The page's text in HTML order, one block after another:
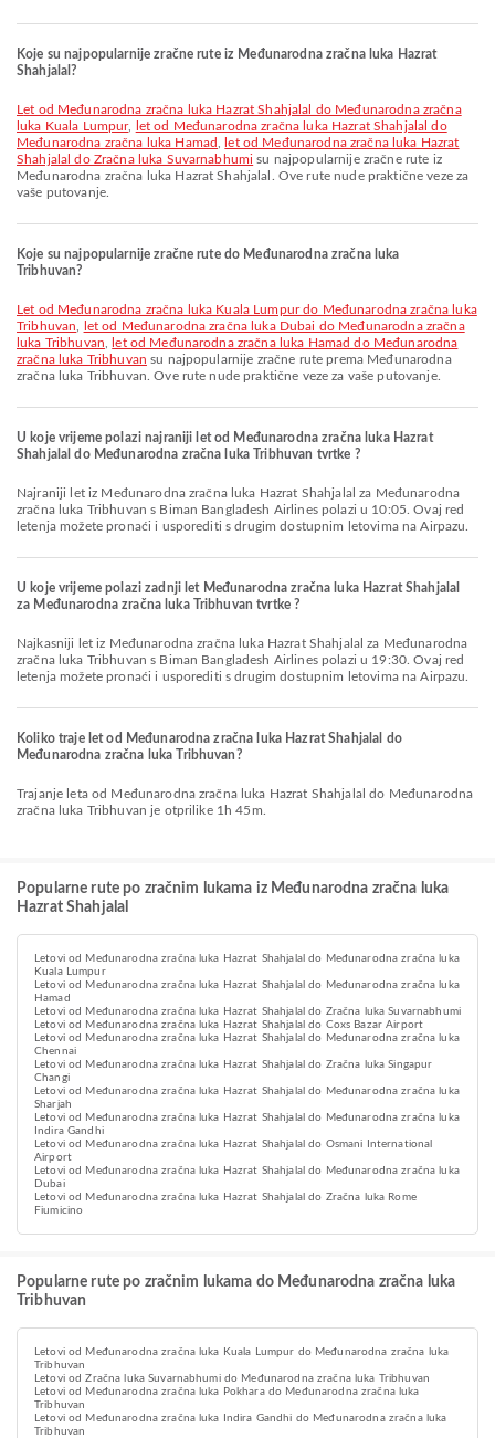
Koje su najpopularnije zračne rute iz Međunarodna zračna luka Hazrat
Shahjalal?
let od Međunarodna zračna luka Hazrat Shahjalal do Međunarodna zračna
luka Kuala Lumpur,
let od Međunarodna zračna luka Hazrat Shahjalal do
Međunarodna zračna luka Hamad
let od Međunarodna zračna luka Hazrat
Shahjalal do Zračna luka Suvarnabhumi su najpopularnije zračne rute iz
Međunarodna zračna luka Hazrat Shahjalal. Ove rute nude praktične veze za
vaše putovanje.
Koje su najpopularnije zračne rute do Međunarodna zračna luka
Tribhuvan?
let od Međunarodna zračna luka Kuala Lumpur do Međunarodna zračna luka
Tribhuvan
let od Međunarodna zračna luka Dubai do Međunarodna zračna
luka Tribhuvan
let od Međunarodna zračna luka Hamad do Međunarodna
zračna luka Tribhuvan su najpopularnije zračne rute prema Međunarodna
zračna luka Tribhuvan. Ove rute nude praktične veze za vaše putovanje.
U koje vrijeme polazi najraniji let od Međunarodna zračna luka Hazrat
Shahjalal do Međunarodna zračna luka Tribhuvan tvrtke ?
Najraniji let iz Međunarodna zračna luka Hazrat Shahjalal za Međunarodna
zračna luka Tribhuvan s Biman Bangladesh Airlines polazi u 10:05. Ovaj red
letenja možete pronaći i usporediti s drugim dostupnim letovima na Airpazu.
U koje vrijeme polazi zadnji let Međunarodna zračna luka Hazrat Shahjalal
za Međunarodna zračna luka Tribhuvan tvrtke ?
Najkasniji let iz Međunarodna zračna luka Hazrat Shahjalal za Međunarodna
zračna luka Tribhuvan s Biman Bangladesh Airlines polazi u 19:30. Ovaj red
letenja možete pronaći i usporediti s drugim dostupnim letovima na Airpazu.
Koliko traje let od Međunarodna zračna luka Hazrat Shahjalal do
Međunarodna zračna luka Tribhuvan?
Trajanje leta od Međunarodna zračna luka Hazrat Shahjalal do Međunarodna
zračna luka Tribhuvan je otprilike 1h 45m.
Popularne rute po zračnim lukama iz Međunarodna zračna luka
Hazrat Shahjalal
Letovi od Međunarodna zračna luka Hazrat Shahjalal do Međunarodna zračna luka
Kuala Lumpur
Letovi od Međunarodna zračna luka Hazrat Shahjalal do Međunarodna zračna luka
Hamad
Letovi od Međunarodna zračna luka Hazrat Shahjalal do Zračna luka Suvarnabhumi
Letovi od Međunarodna zračna luka Hazrat Shahjalal do Coxs Bazar Airport
Letovi od Međunarodna zračna luka Hazrat Shahjalal do Međunarodna zračna luka
Chennai
Letovi od Međunarodna zračna luka Hazrat Shahjalal do Zračna luka Singapur
Changi
Letovi od Međunarodna zračna luka Hazrat Shahjalal do Međunarodna zračna luka
Sharjah
Letovi od Međunarodna zračna luka Hazrat Shahjalal do Međunarodna zračna luka
Indira Gandhi
Letovi od Međunarodna zračna luka Hazrat Shahjalal do Osmani International
Airport
Letovi od Međunarodna zračna luka Hazrat Shahjalal do Međunarodna zračna luka
Dubai
Letovi od Međunarodna zračna luka Hazrat Shahjalal do Zračna luka Rome
Fiumicino
Popularne rute po zračnim lukama do Međunarodna zračna luka
Tribhuvan
Letovi od Međunarodna zračna luka Kuala Lumpur do Međunarodna zračna luka
Tribhuvan
Letovi od Zračna luka Suvarnabhumi do Međunarodna zračna luka Tribhuvan
Letovi od Međunarodna zračna luka Pokhara do Međunarodna zračna luka
Tribhuvan
Letovi od Međunarodna zračna luka Indira Gandhi do Međunarodna zračna luka
Tribhuvan